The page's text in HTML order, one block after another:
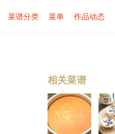
菜谱分类 菜单 作品动态
相关菜谱